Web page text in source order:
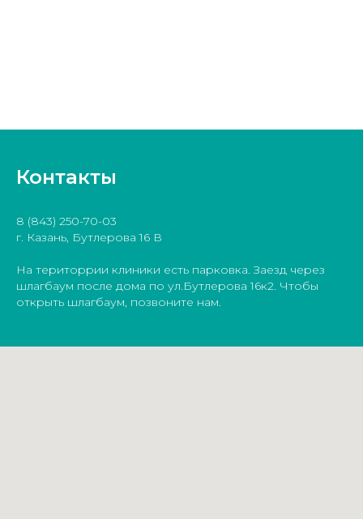
Контакты
8 (843) 250-70-03
г. Казань, Бутлерова 16 В
На територрии клиники есть парковка. Заезд через
шлагбаум после дома по ул.Бутлерова 16к2. Чтобы
открыть шлагбаум, позвоните нам.